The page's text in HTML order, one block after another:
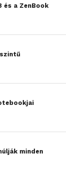
és a ZenBook
minden